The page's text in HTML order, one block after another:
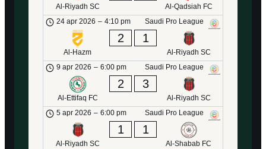
Al-Riyadh SC
Al-Qadsiah FC
Saudi Pro League
24 apr 2026 – 4:10 pm
Al-Hazm
2 1
Al-Riyadh SC
Saudi Pro League
9 apr 2026 – 6:00 pm
Al-Ettifaq FC
2 3
Al-Riyadh SC
Saudi Pro League
5 apr 2026 – 6:00 pm
Al-Riyadh SC
1 1
Al-Shabab FC